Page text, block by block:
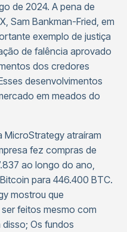
de 2024. A pena de
Sam Bankman-Fried, em
exemplo de justiça
de falência aprovado
dos credores
desenvolvimentos
em meados do
MicroStrategy atraíram
fez compras de
ao longo do ano,
para 446.400 BTC.
mostrou que
feitos mesmo com
Os fundos